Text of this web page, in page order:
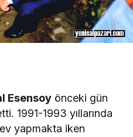
Esensoy önceki gün
1991-1993 yıllarında
yapmakta iken